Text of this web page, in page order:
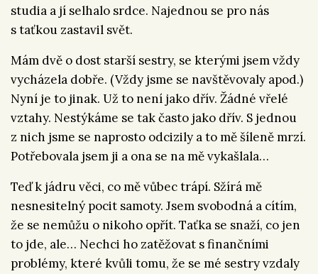
studia a jí selhalo srdce. Najednou se pro nás
s taťkou zastavil svět.
Mám dvě o dost starší sestry, se kterými jsem vždy
vycházela dobře. (Vždy jsme se navštěvovaly apod.)
Nyní je to jinak. Už to není jako dřív. Žádné vřelé
vztahy. Nestýkáme se tak často jako dřív. S jednou
z nich jsme se naprosto odcizily a to mě šíleně mrzí.
Potřebovala jsem ji a ona se na mě vykašlala…
Teď k jádru věci, co mě vůbec trápí. Sžírá mě
nesnesitelný pocit samoty. Jsem svobodná a cítím,
že se nemůžu o nikoho opřít. Taťka se snaží, co jen
to jde, ale… Nechci ho zatěžovat s finančními
problémy, které kvůli tomu, že se mé sestry vzdaly